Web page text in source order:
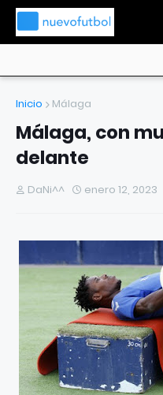
Inicio Málaga
Málaga, con
delante
DaNi^^ enero 12, 2023